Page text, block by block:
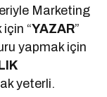
Marketing
için “YAZAR”
yapmak için
yeterli.